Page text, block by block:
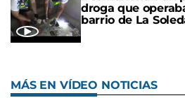
droga que
barrio de La
MÁS EN VÍDEO NOTICIAS